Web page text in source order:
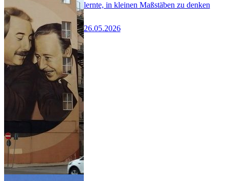
lernte, in kleinen Maßstäben zu denken
26.05.2026